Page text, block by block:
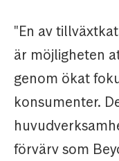
"En av
är möjligheten
genom ökat
konsumenter.
förvärv som